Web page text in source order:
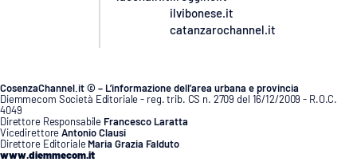
ilvibonese.it
catanzarochannel.it
CosenzaChannel.it © – L’informazione dell’area urbana e provincia
Diemmecom Società Editoriale - reg. trib. CS n. 2709 del 16/12/2009 - R.O.C.
4049
Direttore Responsabile Francesco Laratta
VicedirettoreAntonio Clausi
Direttore Editoriale Maria Grazia Falduto
www.diemmecom.it